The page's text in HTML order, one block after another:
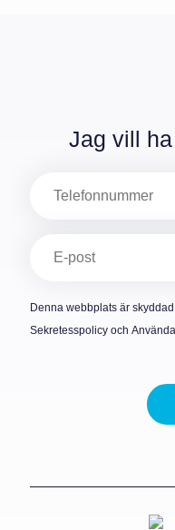
Jag vill
post
Denna webbplats är
Sekretesspolicyoch